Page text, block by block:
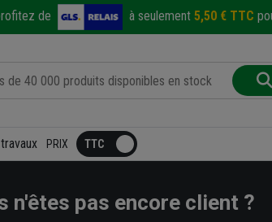
de à seulement 5,50 € TTC
PRIX
n'êtes pas encore client ?